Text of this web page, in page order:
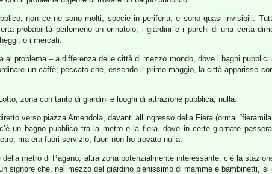
non ce ne sono molti, specie in periferia, e sono quasi invisibili.
probabilità perlomeno un orinatoio; i giardini e i parchi di una certa
o i mercati.
al problema – a differenza delle città di mezzo mondo, dove i bagni
un caffè; peccato che, essendo il primo maggio, la città apparisse
zona con tanto di giardini e luoghi di attrazione pubblica; nulla.
verso piazza Amendola, davanti all’ingresso della Fiera (ormai
un bagno pubblico tra la metro e la fiera, dove in certe giornate
ma era fuori servizio; fuori non ho trovato nulla.
metro di Pagano, altra zona potenzialmente interessante: c’è la
signore che, nel mezzo del giardino pienissimo di mamme e bambinetti,